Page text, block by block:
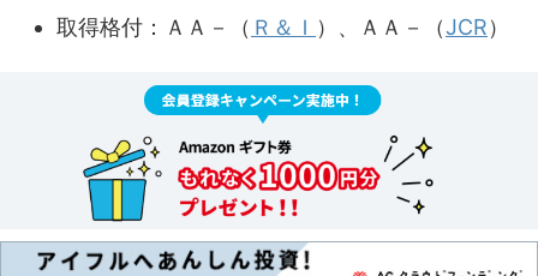
取得格付：ＡＡ－（ Ｒ＆Ｉ ）、ＡＡ－（JCR）